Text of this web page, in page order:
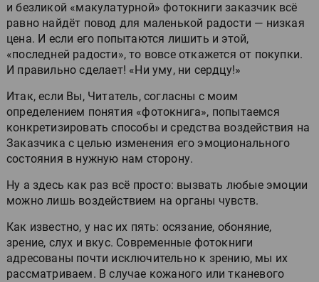
и безликой «макулатурной» фотокниги заказчик всё
равно найдёт повод для маленькой радости — низкая
цена. И если его попытаются лишить и этой,
«последней радости», то вовсе откажется от покупки.
И правильно сделает! «Ни уму, ни сердцу!»
Итак, если Вы, Читатель, согласны с моим
определением понятия «фотокнига», попытаемся
конкретизировать способы и средства воздействия на
Заказчика с целью изменения его эмоционального
состояния в нужную нам сторону.
Ну а здесь как раз всё просто: вызвать любые эмоции
можно лишь воздействием на органы чувств.
Как известно, у нас их пять: осязание, обоняние,
зрение, слух и вкус. Современные фотокниги
адресованы почти исключительно к зрению, мы их
рассматриваем. В случае кожаного или тканевого